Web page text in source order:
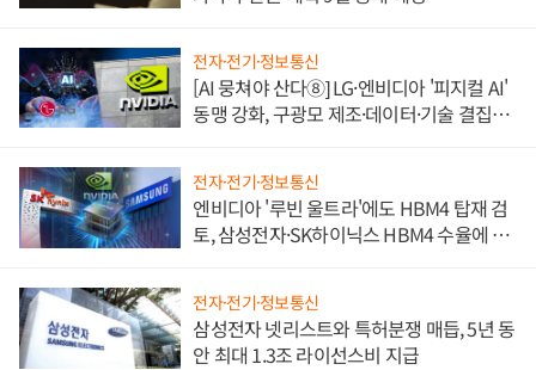
전자·전기·정보통신
[AI 뭉쳐야 산다⑧] LG·엔비디아 '피지컬 AI'
동맹 강화, 구광모 제조·데이터·기술 결집
전자·전기·정보통신
엔비디아 '루빈 울트라'에도 HBM4 탑재 검
토, 삼성전자·SK하이닉스 HBM4 수율에 주
전자·전기·정보통신
삼성전자 넷리스트와 특허분쟁 매듭, 5년 동
안 최대 1.3조 라이선스비 지급